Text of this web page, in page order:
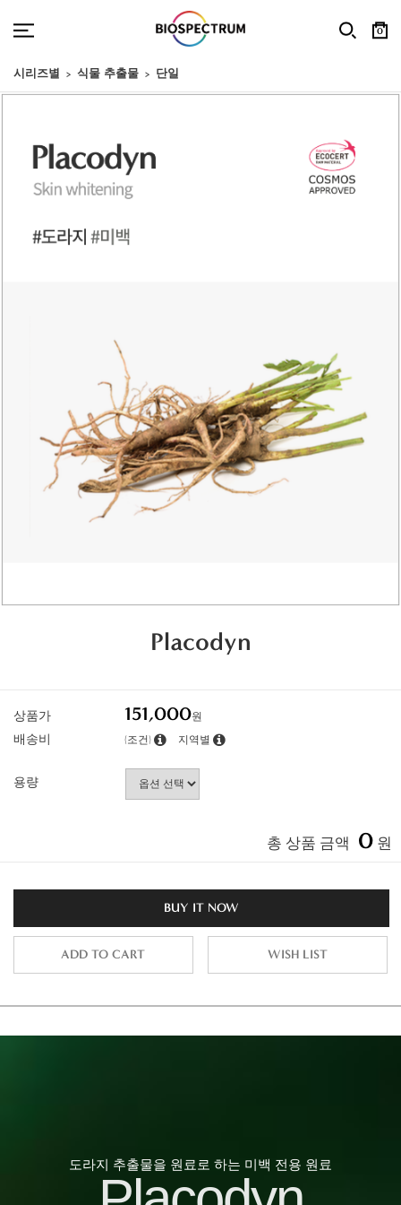
0
시리즈별 식물 추출물 단일
Placodyn
상품가 151,000원
배송비 (조건) 지역별
용량
총 상품 금액 0 원
BUY IT NOW
ADD TO CART WISH LIST
도라지 추출물을 원료로 하는 미백 전용 원료